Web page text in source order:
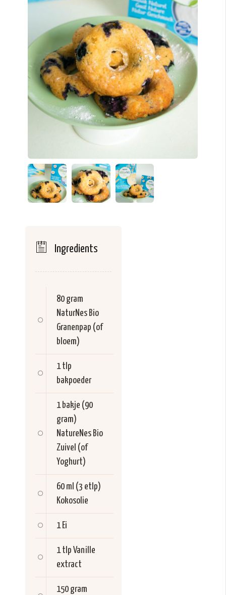
Ingredients
80 gram
NaturNes Bio
Granenpap (of
bloem)
1 tlp
bakpoeder
1 bakje (90
gram)
NatureNes Bio
Zuivel (of
Yoghurt)
60 ml (3 etlp)
Kokosolie
1 Ei
1 tlp Vanille
extract
150 gram